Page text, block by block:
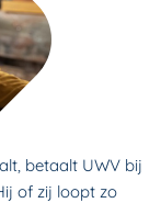
betaalt UWV bij
of zij loopt zo